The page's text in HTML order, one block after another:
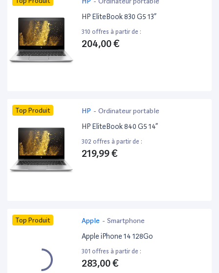
HP EliteBook 830 G5 13”
310 offres à partir de :
204,00 €
Top Produit HP - Ordinateur portable
HP EliteBook 840 G5 14”
302 offres à partir de :
219,99 €
Top Produit Apple - Smartphone
Apple iPhone 14 128Go
301 offres à partir de :
283,00 €